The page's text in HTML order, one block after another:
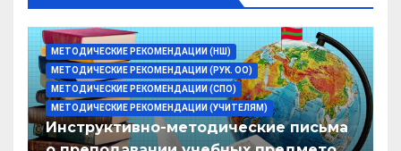
МЕТОДИЧЕСКИЕ РЕКОМЕНДАЦИИ (НШ)
МЕТОДИЧЕСКИЕ РЕКОМЕНДАЦИИ (РУК. ОО)
МЕТОДИЧЕСКИЕ РЕКОМЕНДАЦИИ (СПО)
МЕТОДИЧЕСКИЕ РЕКОМЕНДАЦИИ (УЧИТЕЛЯМ)
Инструктивно-методические письма